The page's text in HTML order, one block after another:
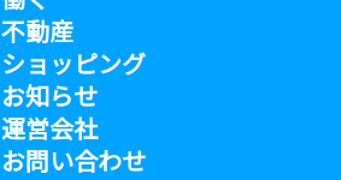
不動産
ショッピング
お知らせ
運営会社
お問い合わせ